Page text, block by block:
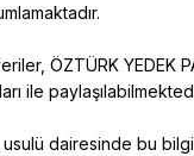
ÖZTÜRK YEDEK
ile
dairesinde bu